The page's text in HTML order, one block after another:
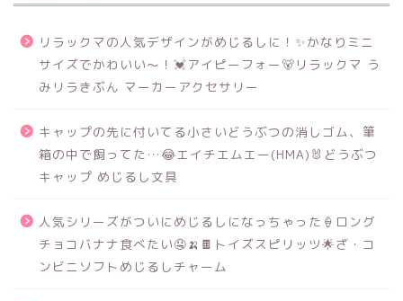
リラックマの人気デザインがめじるしに！✨かなりミニ
サイズでかわいい～！💓アイピーフォー🐻リラックマ う
みリラきぶん マーカーアクセサリー
キャップの先に付いてる小さいどうぶつの消しゴム、筆
箱の中で飼ってた…😂エイチエムエー(HMA)🐰どうぶつ
キャップ めじるし文具
人気シリーズがついにめじるしになっちゃった🍦ロング
チョコバナナ食べたい🤤🍌🍫トイズスピリッツ🌟ざ・コ
ンビニソフトめじるしチャーム